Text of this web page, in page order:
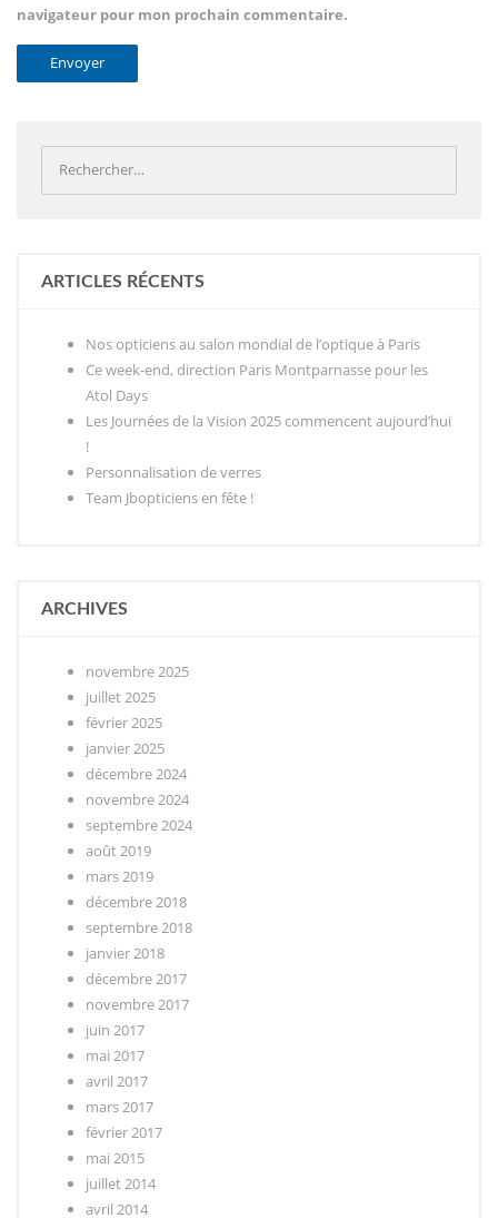
navigateur pour mon prochain commentaire.
ARTICLES RÉCENTS
Nos opticiens au salon mondial de l’optique à Paris
Ce week-end, direction Paris Montparnasse pour les
Atol Days
Les Journées de la Vision 2025 commencent aujourd’hui
!
Personnalisation de verres
Team Jbopticiens en fête !
ARCHIVES
novembre 2025
juillet 2025
février 2025
janvier 2025
décembre 2024
novembre 2024
septembre 2024
août 2019
mars 2019
décembre 2018
septembre 2018
janvier 2018
décembre 2017
novembre 2017
juin 2017
mai 2017
avril 2017
mars 2017
février 2017
mai 2015
juillet 2014
avril 2014